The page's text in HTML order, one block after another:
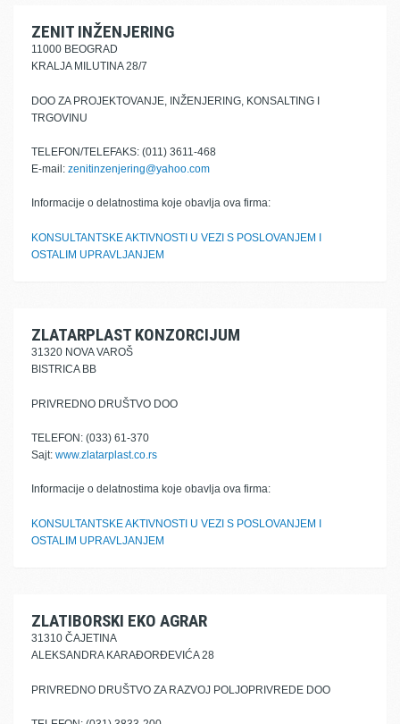
ZENIT INŽENJERING
11000 BEOGRAD
KRALJA MILUTINA 28/7
DOO ZA PROJEKTOVANJE, INŽENJERING, KONSALTING I
TRGOVINU
TELEFON/TELEFAKS: (011) 3611-468
E-mail: zenitinzenjering@yahoo.com
Informacije o delatnostima koje obavlja ova firma:
KONSULTANTSKE AKTIVNOSTI U VEZI S POSLOVANJEM I
OSTALIM UPRAVLJANJEM
ZLATARPLAST KONZORCIJUM
31320 NOVA VAROŠ
BISTRICA BB
PRIVREDNO DRUŠTVO DOO
TELEFON: (033) 61-370
Sajt: www.zlatarplast.co.rs
Informacije o delatnostima koje obavlja ova firma:
KONSULTANTSKE AKTIVNOSTI U VEZI S POSLOVANJEM I
OSTALIM UPRAVLJANJEM
ZLATIBORSKI EKO AGRAR
31310 ČAJETINA
ALEKSANDRA KARAĐORĐEVIĆA 28
PRIVREDNO DRUŠTVO ZA RAZVOJ POLJOPRIVREDE DOO